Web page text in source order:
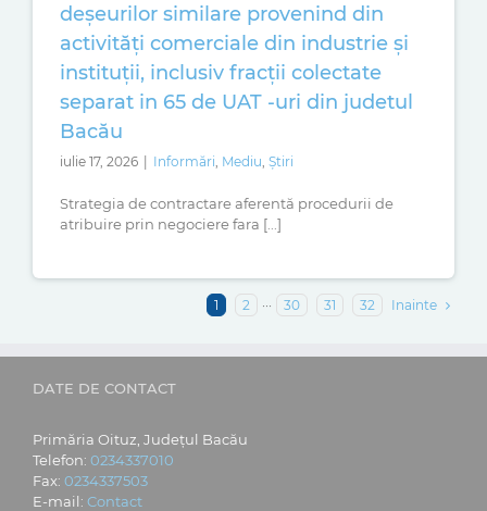
deșeurilor similare provenind din
activități comerciale din industrie și
instituții, inclusiv fracții colectate
separat in 65 de UAT -uri din judetul
Bacău
iulie 17, 2026 | Informări Mediu Știri
Strategia de contractare aferentă procedurii de
atribuire prin negociere fara [...]
1 2 ··· 30 31 32 Inainte
DATE DE CONTACT
Primăria Oituz, Județul Bacău
Telefon: 0234337010
Fax: 0234337503
E-mail: Contact